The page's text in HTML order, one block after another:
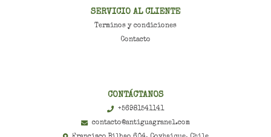
SERVICIO AL CLIENTE
Terminos y condiciones
Contacto
CONTÁCTANOS
+56981541141
contacto@antiguagranel.com